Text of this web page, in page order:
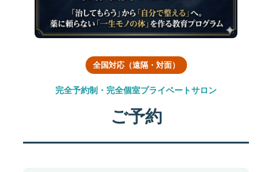
全国対応（遠隔・対面）
完全予約制・完全個室プライベートサロン
ご予約